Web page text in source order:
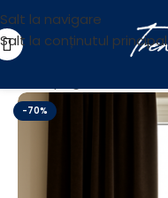
Salt la navigare
Salt la conținutul principal
-70%